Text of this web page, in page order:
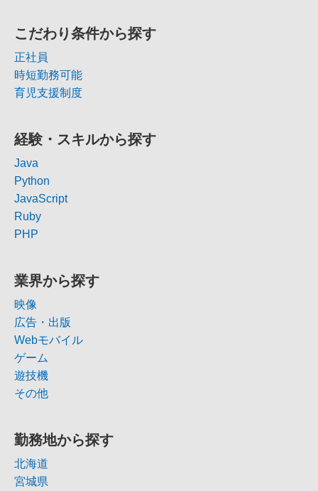
こだわり条件から探す
正社員
時短勤務可能
育児支援制度
経験・スキルから探す
Java
Python
JavaScript
Ruby
PHP
業界から探す
映像
広告・出版
Webモバイル
ゲーム
遊技機
その他
勤務地から探す
北海道
宮城県